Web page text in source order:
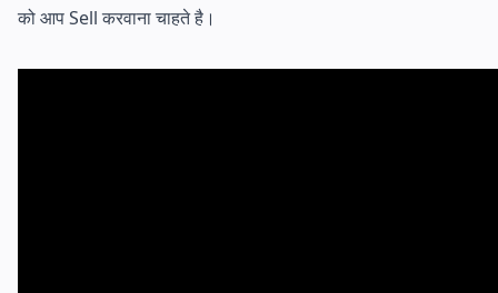
को आप Sell करवाना चाहते है।